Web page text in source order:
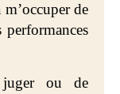
de
ou de